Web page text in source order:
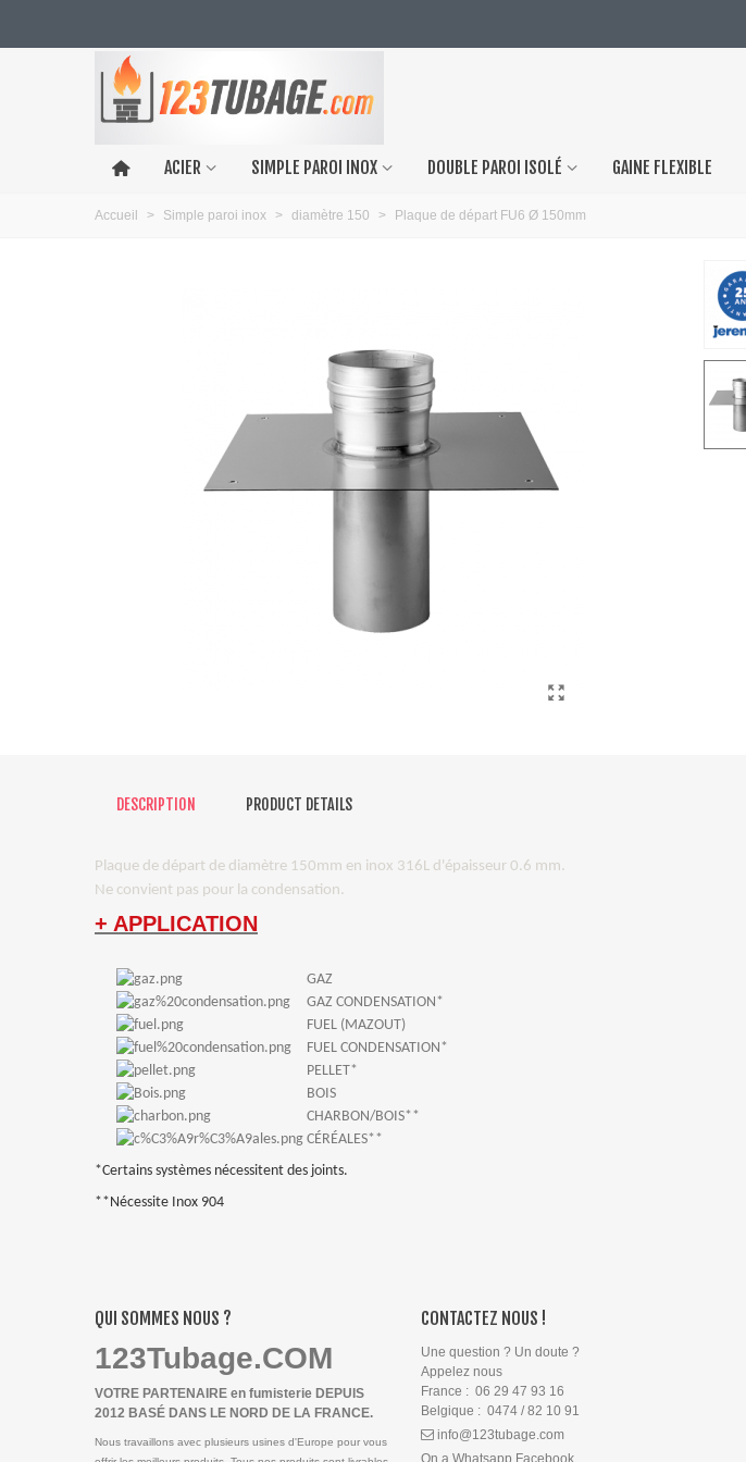
ACIER SIMPLE PAROI INOX DOUBLE PAROI ISOLÉ GAINE FLEXIBLE
Accueil > Simple paroi inox > diamètre 150 > Plaque de départ FU6 Ø 150mm
DESCRIPTION PRODUCT DETAILS
Plaque de départ de diamètre 150mm en inox 316L d'épaisseur 0.6 mm.
Ne convient pas pour la condensation.
+ APPLICATION
GAZ
GAZ CONDENSATION*
FUEL (MAZOUT)
FUEL CONDENSATION*
PELLET*
BOIS
CHARBON/BOIS**
CÉRÉALES**
*Certains systèmes nécessitent des joints.
**Nécessite Inox 904
QUI SOMMES NOUS ?
123Tubage.COM
VOTRE PARTENAIRE en fumisterie DEPUIS
2012 BASÉ DANS LE NORD DE LA FRANCE.
Nous travaillons avec plusieurs usines d'Europe pour vous
CONTACTEZ NOUS !
Une question ? Un doute ?
Appelez nous
France : 06 29 47 93 16
Belgique : 0474 / 82 10 91
info@123tubage.com
On a Whatsapp Facebook